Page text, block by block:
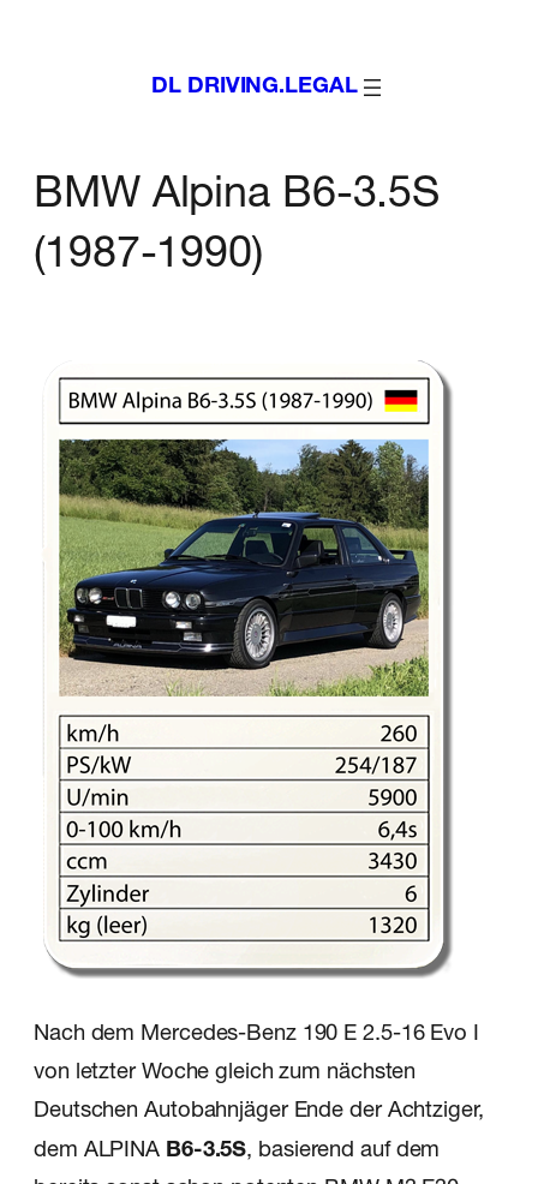
DL DRIVING.LEGAL
BMW Alpina B6-3.5S
(1987-1990)
Nach dem Mercedes-Benz 190 E 2.5-16 Evo I
von letzter Woche gleich zum nächsten
Deutschen Autobahnjäger Ende der Achtziger,
dem ALPINA B6-3.5S, basierend auf dem